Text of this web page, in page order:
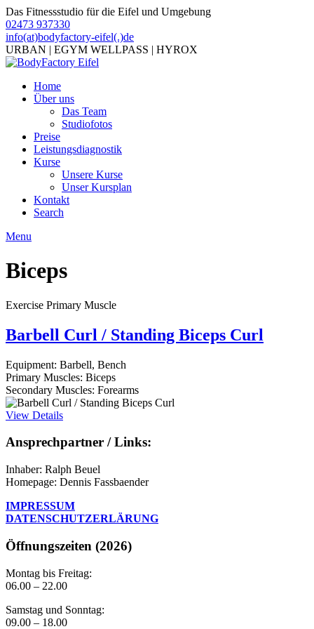
Das Fitnessstudio für die Eifel und Umgebung
02473 937330
info(at)bodyfactory-eifel(.)de
URBAN | EGYM WELLPASS | HYROX
Home
Über uns
Das Team
Studiofotos
Preise
Leistungsdiagnostik
Kurse
Unsere Kurse
Unser Kursplan
Kontakt
Search
Menu
Biceps
Exercise Primary Muscle
Barbell Curl / Standing Biceps Curl
Equipment: Barbell, Bench
Primary Muscles: Biceps
Secondary Muscles: Forearms
View Details
Ansprechpartner / Links:
Inhaber: Ralph Beuel
Homepage: Dennis Fassbaender
IMPRESSUM
DATENSCHUTZERLÄRUNG
Öffnungszeiten (2026)
Montag bis Freitag:
06.00 – 22.00
Samstag und Sonntag:
09.00 – 18.00